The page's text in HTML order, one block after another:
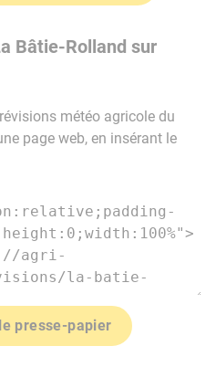
Bâtie-Rolland sur
météo agricole du
page web, en insérant le
presse-papier